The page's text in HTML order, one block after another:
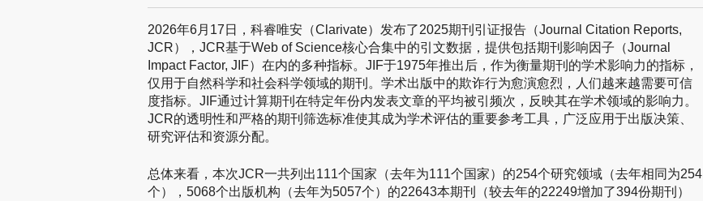
2026年6月17日，科睿唯安（Clarivate）发布了2025期刊引证报告（Journal Citation Reports,
JCR），JCR基于Web of Science核心合集中的引文数据，提供包括期刊影响因子（Journal
Impact Factor, JIF）在内的多种指标。JIF于1975年推出后，作为衡量期刊的学术影响力的指标，
仅用于自然科学和社会科学领域的期刊。学术出版中的欺诈行为愈演愈烈，人们越来越需要可信
度指标。JIF通过计算期刊在特定年份内发表文章的平均被引频次，反映其在学术领域的影响力。
JCR的透明性和严格的期刊筛选标准使其成为学术评估的重要参考工具，广泛应用于出版决策、
研究评估和资源分配。
总体来看，本次JCR一共列出111个国家（去年为111个国家）的254个研究领域（去年相同为254
个），5068个出版机构（去年为5057个）的22643本期刊（较去年的22249增加了394份期刊）